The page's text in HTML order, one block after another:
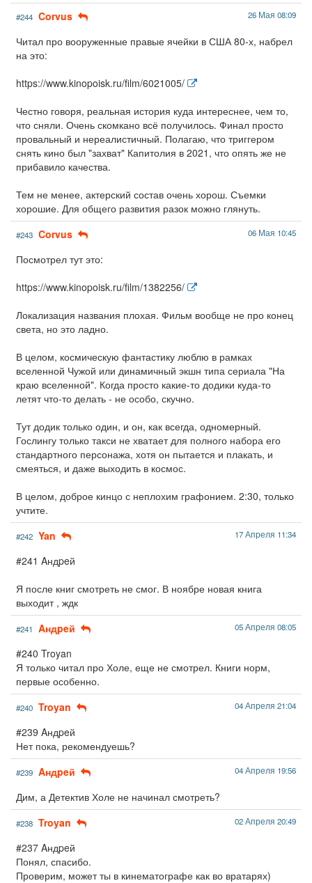
#244 Corvus 26 Мая 08:09
Читал про вооруженные правые ячейки в США 80-х, набрел
на это:
https://www.kinopoisk.ru/film/6021005/
Честно говоря, реальная история куда интереснее, чем то,
что сняли. Очень скомкано всё получилось. Финал просто
провальный и нереалистичный. Полагаю, что триггером
снять кино был "захват" Капитолия в 2021, что опять же не
прибавило качества.
Тем не менее, актерский состав очень хорош. Съемки
хорошие. Для общего развития разок можно глянуть.
#243 Corvus 06 Мая 10:45
Посмотрел тут это:
https://www.kinopoisk.ru/film/1382256/
Локализация названия плохая. Фильм вообще не про конец
света, но это ладно.
В целом, космическую фантастику люблю в рамках
вселенной Чужой или динамичный экшн типа сериала "На
краю вселенной". Когда просто какие-то додики куда-то
летят что-то делать - не особо, скучно.
Тут додик только один, и он, как всегда, одномерный.
Гослингу только такси не хватает для полного набора его
стандартного персонажа, хотя он пытается и плакать, и
смеяться, и даже выходить в космос.
В целом, доброе кинцо с неплохим графонием. 2:30, только
учтите.
#242 Yan 17 Апреля 11:34
#241 Aндpeй
Я после книг смотреть не смог. В ноябре новая книга
выходит , ждк
#241 Aндpeй 05 Апреля 08:05
#240 Troyan
Я только читал про Холе, еще не смотрел. Книги норм,
первые особенно.
#240 Troyan 04 Апреля 21:04
#239 Aндpeй
Нет пока, рекомендуешь?
#239 Aндpeй 04 Апреля 19:56
Дим, а Детектив Холе не начинал смотреть?
#238 Troyan 02 Апреля 20:49
#237 Aндpeй
Понял, спасибо.
Проверим, может ты в кинематографе как во вратарях)